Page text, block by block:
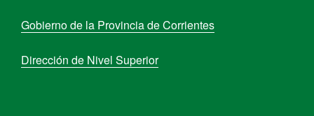
Gobierno de la Provincia de Corrientes
Dirección de Nivel Superior